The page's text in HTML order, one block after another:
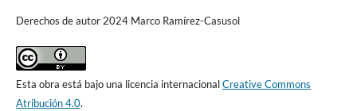
Derechos de autor 2024 Marco Ramírez-Casusol
Esta obra está bajo una licencia internacionalCreative Commons
Atribución 4.0.